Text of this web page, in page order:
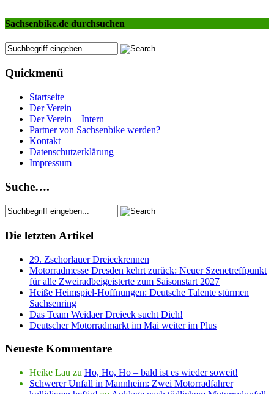
Sachsenbike.de durchsuchen
Quickmenü
Startseite
Der Verein
Der Verein – Intern
Partner von Sachsenbike werden?
Kontakt
Datenschutzerklärung
Impressum
Suche….
Die letzten Artikel
29. Zschorlauer Dreieckrennen
Motorradmesse Dresden kehrt zurück: Neuer Szenetreffpunkt
für alle Zweiradbeigeisterte zum Saisonstart 2027
Heiße Heimspiel-Hoffnungen: Deutsche Talente stürmen
Sachsenring
Das Team Weidaer Dreieck sucht Dich!
Deutscher Motorradmarkt im Mai weiter im Plus
Neueste Kommentare
Heike Lau zu Ho, Ho, Ho – bald ist es wieder soweit!
Schwerer Unfall in Mannheim: Zwei Motorradfahrer